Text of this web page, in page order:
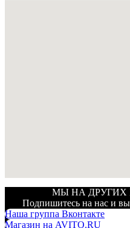
МЫ НА
Подпишитесь на нас и вы
Наша группа Вконтакте
Магазин на AVITO.RU